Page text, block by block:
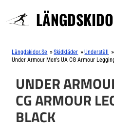
Längdskidor.se »Skidkläder »Underställ »
Under Armour Men's UA CG Armour
UNDER
CG ARMOUR
BLACK